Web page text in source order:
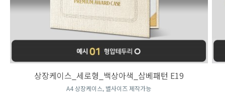
상장케이스_세로형_백상아색_삼베패턴 E19
A4 상장케이스, 별사이즈 제작가능